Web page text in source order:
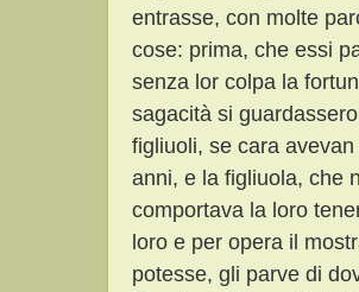
entrasse, con molte
cose: prima, che essi
senza lor colpa la
sagacità si
figliuoli, se cara
anni, e la figliuola, che
comportava la loro
loro e per opera il
potesse, gli parve di